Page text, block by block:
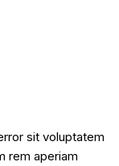
sit voluptatem
rem aperiam